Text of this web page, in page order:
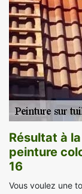
Résultat à
peinture
16
Vous voulez une